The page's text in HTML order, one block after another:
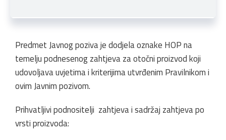
Predmet Javnog poziva je dodjela oznake HOP na
temelju podnesenog zahtjeva za otočni proizvod koji
udovoljava uvjetima i kriterijima utvrđenim Pravilnikom i
ovim Javnim pozivom.
Prihvatljivi podnositelji zahtjeva i sadržaj zahtjeva po
vrsti proizvoda: